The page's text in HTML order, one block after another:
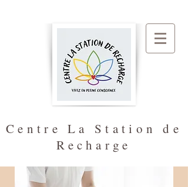
Centre La Station de
Recharge